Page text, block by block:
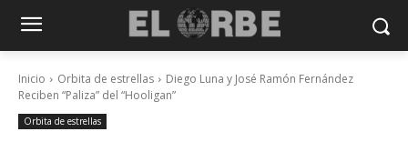
Inicio Orbita de estrellas
Diego Luna y José Ramón Fernández
Reciben “Paliza” del “Hooligan”
Orbita de estrellas